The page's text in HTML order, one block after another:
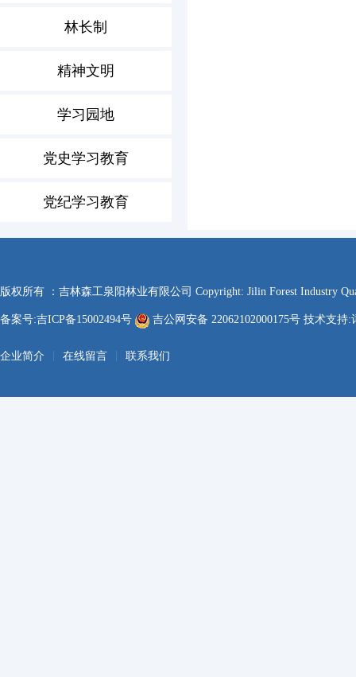
林长制
精神文明
学习园地
党史学习教育
党纪学习教育
版权所有 ：吉林森工泉阳林业有限公司 Copyright: Jilin Forest Industry
备案号:吉ICP备15002494号 吉公网安备 22062102000175号 技术支持:
企业简介 在线留言 联系我们